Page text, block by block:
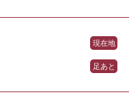
文
ニ
ュ
ー
を
現在地
足あと